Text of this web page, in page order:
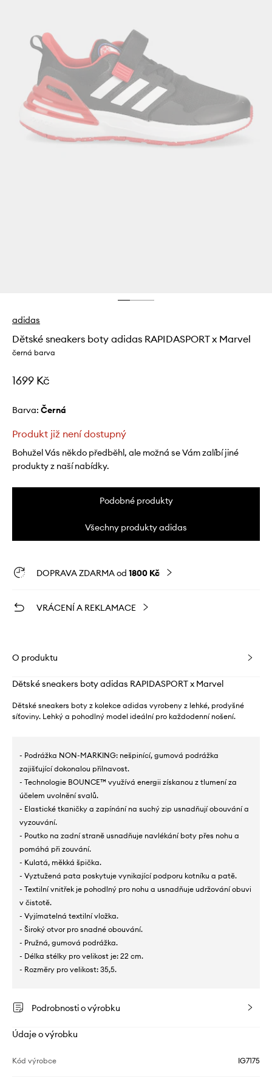
adidas
Dětské sneakers boty adidas RAPIDASPORT x Marvel
černá barva
1699 Kč
Barva: černá
Produkt již není dostupný
Bohužel Vás někdo předběhl, ale možná se Vám zalíbí jiné
produkty z naší nabídky.
Podobné produkty
Všechny produkty adidas
DOPRAVA ZDARMA od 1800 Kč
VRÁCENÍ A REKLAMACE
O produktu
Dětské sneakers boty adidas RAPIDASPORT x Marvel
Dětské sneakers boty z kolekce adidas vyrobeny z lehké, prodyšné
síťoviny. Lehký a pohodlný model ideální pro každodenní nošení.
- Podrážka NON-MARKING: nešpinící, gumová podrážka
zajišťující dokonalou přilnavost.
- Technologie BOUNCE™ využívá energii získanou z tlumení za
účelem uvolnění svalů.
- Elastické tkaničky a zapínání na suchý zip usnadňují obouvání a
vyzouvání.
- Poutko na zadní straně usnadňuje navlékání boty přes nohu a
pomáhá při zouvání.
- Kulatá, měkká špička.
- Vyztužená pata poskytuje vynikající podporu kotníku a patě.
- Textilní vnitřek je pohodlný pro nohu a usnadňuje udržování obuvi
v čistotě.
- Vyjímatelná textilní vložka.
- Široký otvor pro snadné obouvání.
- Pružná, gumová podrážka.
- Délka stélky pro velikost je: 22 cm.
- Rozměry pro velikost: 35,5.
Podrobnosti o výrobku
Údaje o výrobku
Kód výrobce IG7175